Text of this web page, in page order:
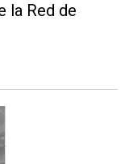
la Red de